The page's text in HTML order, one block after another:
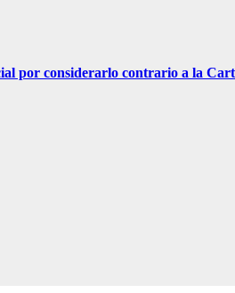
por considerarlo contrario a la